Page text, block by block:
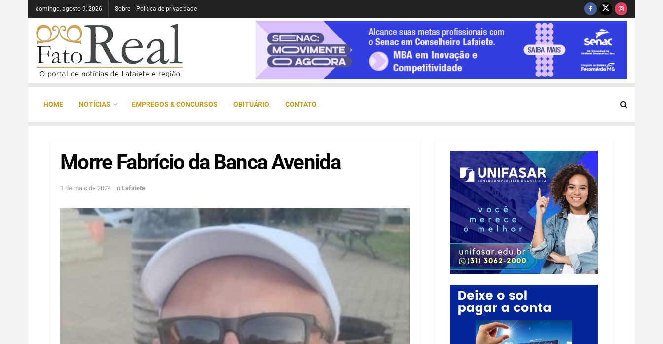
domingo, agosto 9, 2026 Sobre Política de privacidade
HOME NOTÍCIAS EMPREGOS & CONCURSOS OBITUÁRIO CONTATO
Morre Fabrício da Banca Avenida
1 de maio de 2024 in Lafaiete